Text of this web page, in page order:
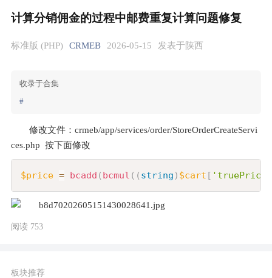
计算分销佣金的过程中邮费重复计算问题修复
标准版 (PHP) CRMEB 2026-05-15 发表于陕西
收录于合集
#
修改文件：crmeb/app/services/order/StoreOrderCreateServi
ces.php  按下面修改
$price = bcadd ( bcmul ( ( string ) $cart [ 'truePrice'
阅读 753
板块推荐